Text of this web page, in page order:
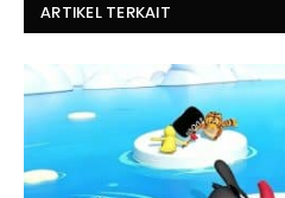
ARTIKEL TERKAIT